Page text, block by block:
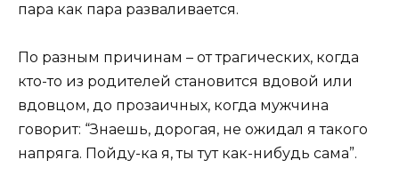
пара как пара разваливается.
По разным причинам – от трагических, когда
кто-то из родителей становится вдовой или
вдовцом, до прозаичных, когда мужчина
говорит: “Знаешь, дорогая, не ожидал я такого
напряга. Пойду-ка я, ты тут как-нибудь сама”.